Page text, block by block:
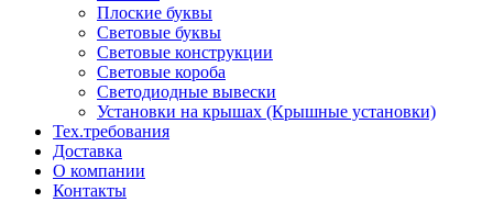
Плоские буквы
Световые буквы
Световые конструкции
Световые короба
Светодиодные вывески
Установки на крышах (Крышные установки)
Тех.требования
Доставка
О компании
Контакты